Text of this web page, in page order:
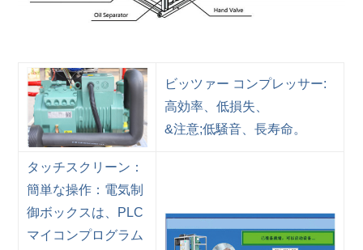
ビッツァー コンプレッサー:
高効率、低損失、
&注意;低騒音、長寿命。
タッチスクリーン：
簡単な操作：電気制
御ボックスは、PLC
マイコンプログラム